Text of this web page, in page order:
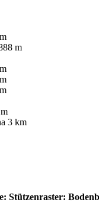
m
3 km
Stützenraster: